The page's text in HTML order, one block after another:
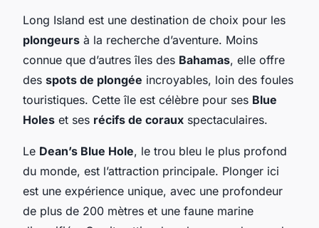
Long Island est une destination de choix pour les
plongeurs à la recherche d’aventure. Moins
connue que d’autres îles des Bahamas, elle offre
des spots de plongée incroyables, loin des foules
touristiques. Cette île est célèbre pour ses Blue
Holes et ses récifs de coraux spectaculaires.
Le Dean’s Blue Hole, le trou bleu le plus profond
du monde, est l’attraction principale. Plonger ici
est une expérience unique, avec une profondeur
de plus de 200 mètres et une faune marine